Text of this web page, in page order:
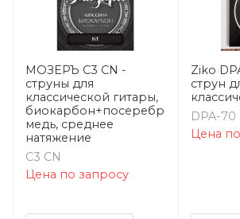
МОЗЕРЪ C3 CN -
струны для
классической гитары,
биокарбон+посеребрянная
медь, среднее
натяжение
C3 CN
Цена по запросу
Ziko
струн
DPA-70
Цена